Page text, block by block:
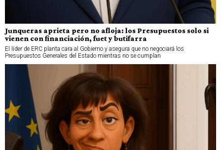
Junqueras aprieta pero no afloja: los Presupuestos solo si
vienen con financiación, fuet y butifarra
El líder de ERC planta cara al Gobierno y asegura que no negociará los
Presupuestos Generales del Estado mientras no se cumplan